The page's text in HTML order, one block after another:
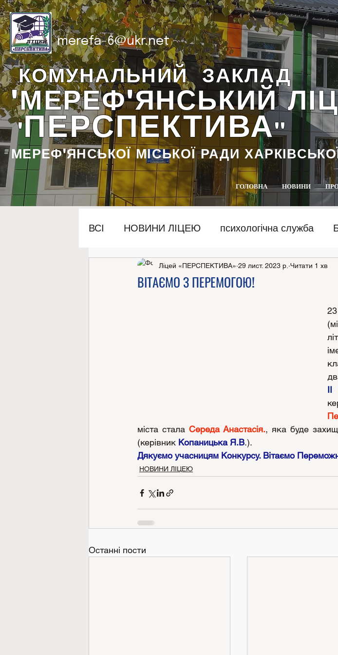
merefa-6@ukr.net
КОМУНАЛЬНИЙ ЗАКЛАД
"МЕРЕФ'ЯНСЬКИЙ
"ПЕРСПЕКТИВА""
МЕРЕФ'ЯНСЬКОЇ МІСЬКОЇ РАДИ
ГОЛОВНА НОВИНИ
ВСІ НОВИНИ ЛІЦЕЮ психологічна служба
ВІТАЄМО З ПЕРЕМОГОЮ!
Ліцей «ПЕРСПЕКТИВА» 29 лист. 2023 р. Читати 1 хв
міста стала Середа Анастасія., яка буде
(керівник Копаницька Я.В.).
Дякуємо учасницям Конкурсу. Вітаємо
НОВИНИ ЛІЦЕЮ
Останні пости